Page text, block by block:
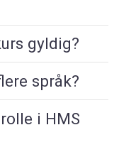
gyldig?
språk?
i HMS